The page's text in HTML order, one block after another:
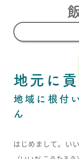
地元に
地域に根付
ん
はじめまして。い